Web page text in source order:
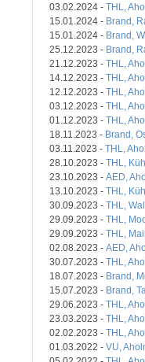
03.02.2024 - THL,
15.01.2024 - Brand,
15.01.2024 - Brand,
25.12.2023 - Brand,
21.12.2023 - THL,
14.12.2023 - THL,
12.12.2023 - THL,
03.12.2023 - THL,
01.12.2023 - THL,
18.11.2023 - Brand,
03.11.2023 - THL,
28.10.2023 - THL,
23.10.2023 - AED,
13.10.2023 - THL,
30.09.2023 - THL,
29.09.2023 - THL,
29.09.2023 - THL,
02.08.2023 - AED,
30.07.2023 - THL,
18.07.2023 - Brand,
15.07.2023 - Brand,
29.06.2023 - THL,
23.03.2023 - THL,
02.02.2023 - THL,
01.03.2022 - VU,